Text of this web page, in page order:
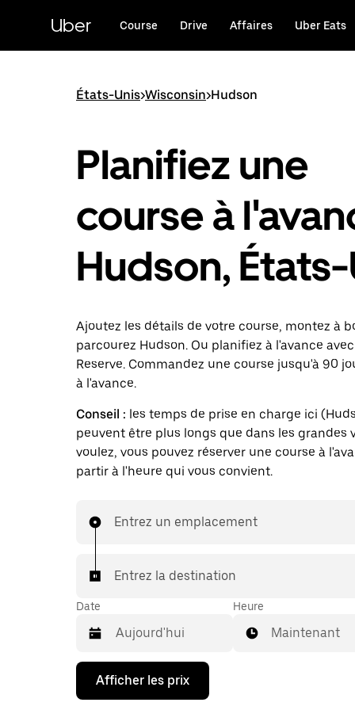
principal
Uber Course Drive Affaires Uber Eats
États-Unis>Wisconsin>Hudson
Planifiez une
course à
Hudson,
Ajoutez les détails de votre course, montez à
parcourez Hudson. Ou planifiez à l'avance
Reserve. Commandez une course jusqu'à 90
à l'avance.
Conseil : les temps de prise en charge ici
peuvent être plus longs que dans les grandes
voulez, vous pouvez réserver une course à
partir à l'heure qui vous convient.
Entrez un emplacement
Entrez la destination
Date
Appuyez
la
Heure
Maintenant
Afficher les prix